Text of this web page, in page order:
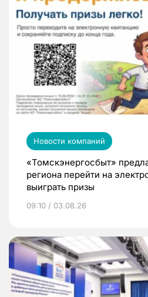
Новости компаний
«Томскэнергосбыт»
региона перейти на
выиграть призы
09:10 / 03.08.26